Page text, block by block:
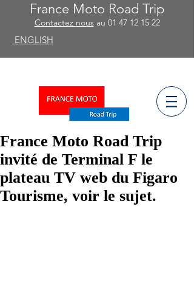
France Moto Road Trip
Contactez nousau 01 47 12 15 22
ENGLISH
France Moto Road Trip
invité de Terminal F le
plateau TV web du Figaro
Tourisme, voir le sujet.